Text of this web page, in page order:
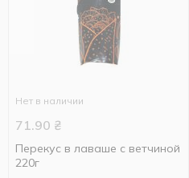
Нет в наличии
71.90 ₴
Перекус в лаваше с ветчиной
220г